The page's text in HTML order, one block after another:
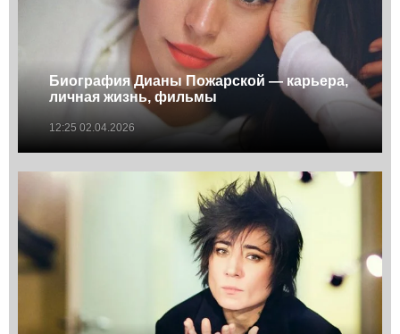
Биография Дианы Пожарской — карьера,
личная жизнь, фильмы
12:25 02.04.2026